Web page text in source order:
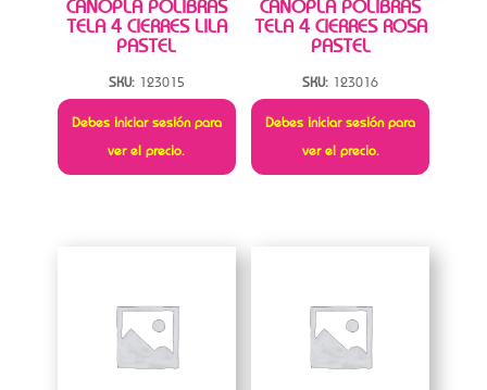
CANOPLA POLIBRAS
TELA 4 CIERRES LILA
PASTEL
SKU: 123015
Debes iniciar sesión para
ver el precio.
CANOPLA POLIBRAS
TELA 4 CIERRES ROSA
PASTEL
SKU: 123016
Debes iniciar sesión para
ver el precio.